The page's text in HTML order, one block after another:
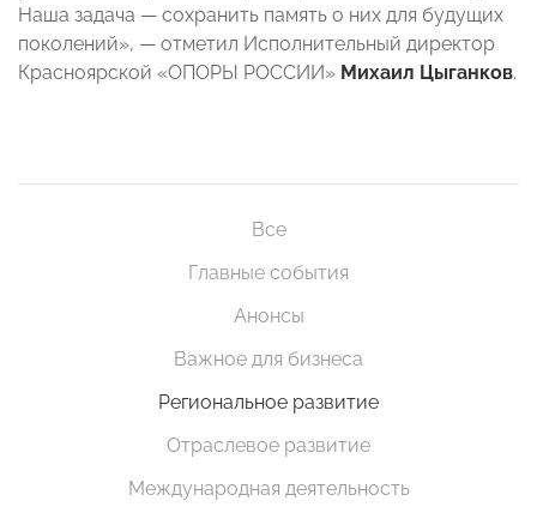
Наша задача — сохранить память о них для будущих
поколений», — отметил Исполнительный директор
Красноярской «ОПОРЫ РОССИИ» Михаил Цыганков.
Все
Главные события
Анонсы
Важное для бизнеса
Региональное развитие
Отраслевое развитие
Международная деятельность